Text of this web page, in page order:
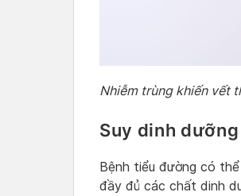
Nhiễm trùng khiến vết
Suy dinh dưỡng
Bệnh tiểu đường có
đầy đủ các chất dinh